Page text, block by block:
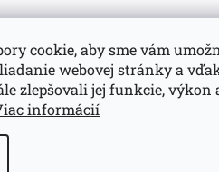
cookie, aby sme vám
webovej stránky a
zlepšovali jej funkcie, výkon
informácií
d-servis.sk webasto.sk